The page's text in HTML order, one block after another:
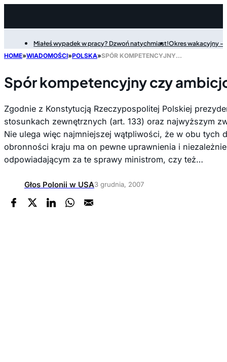
Miałeś wypadek w pracy? Dzwoń natychmiast!Okres wakacyjny -
HOME»WIADOMOŚCI»POLSKA» SPÓR KOMPETENCYJNY CZY AMBICJONALNY?
Spór kompetencyjny czy
Zgodnie z Konstytucją Rzeczypospolitej Polskiej
stosunkach zewnętrznych (art. 133) oraz najwyższym
Nie ulega więc najmniejszej wątpliwości, że w obu tych
obronności kraju ma on pewne uprawnienia i
odpowiadającym za te sprawy ministrom, czy też…
Głos Polonii w USA3 grudnia, 2007
Filter